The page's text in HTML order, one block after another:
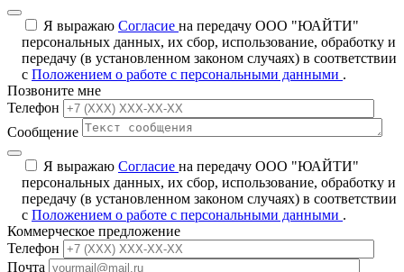
Я выражаю Согласие на передачу ООО "ЮАЙТИ"
персональных данных, их сбор, использование, обработку и
передачу (в установленном законом случаях) в соответствии
с Положением о работе с персональными данными .
Позвоните мне
Телефон
Сообщение
Я выражаю Согласие на передачу ООО "ЮАЙТИ"
персональных данных, их сбор, использование, обработку и
передачу (в установленном законом случаях) в соответствии
с Положением о работе с персональными данными .
Коммерческое предложение
Телефон
Почта